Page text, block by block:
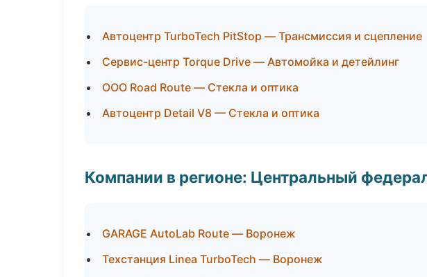
Автоцентр TurboTech PitStop — Трансмиссия и сцепление
Сервис-центр Torque Drive — Автомойка и детейлинг
ООО Road Route — Стекла и оптика
Автоцентр Detail V8 — Стекла и оптика
Компании в регионе: Центральный
GARAGE AutoLab Route — Воронеж
Техстанция Linea TurboTech — Воронеж